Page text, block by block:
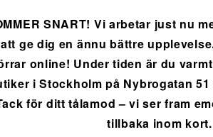
SNART! Vi arbetar just nu
ge dig en ännu bättre
online! Under tiden är du
i Stockholm på Nybrogatan
för ditt tålamod – vi ser fram
tillbaka inom kort.